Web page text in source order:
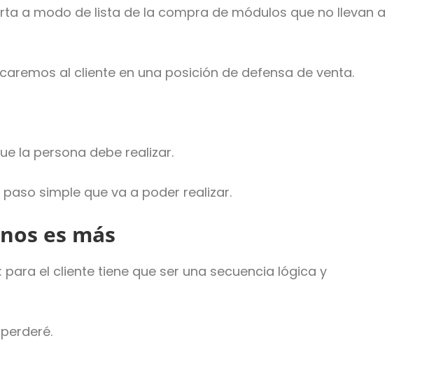
a modo de lista de la compra de módulos que no llevan a
al cliente en una posición de defensa de venta.
la persona debe realizar.
simple que va a poder realizar.
es más
el cliente tiene que ser una secuencia lógica y